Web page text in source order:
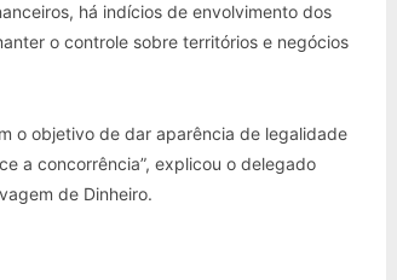
há indícios de envolvimento dos
o controle sobre territórios e negócios
o objetivo de dar aparência de legalidade
a concorrência”, explicou o delegado
de Dinheiro.